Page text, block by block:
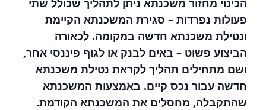
הכינוי מחזור משכנתא ניתן לתהליך שכולל שתי
פעולות נפרדות – סגירת המשכנתא הקיימת
ונטילת משכנתא חדשה במקומה. לכאורה
הביצוע פשוט – באים לבנק או לגוף פיננסי אחר,
ושם מתחילים תהליך לקראת נטילת משכנתא
חדשה עבור נכס קיים. באמצעות המשכנתא
שהתקבלה, מחסלים את המשכנתא הקודמת.